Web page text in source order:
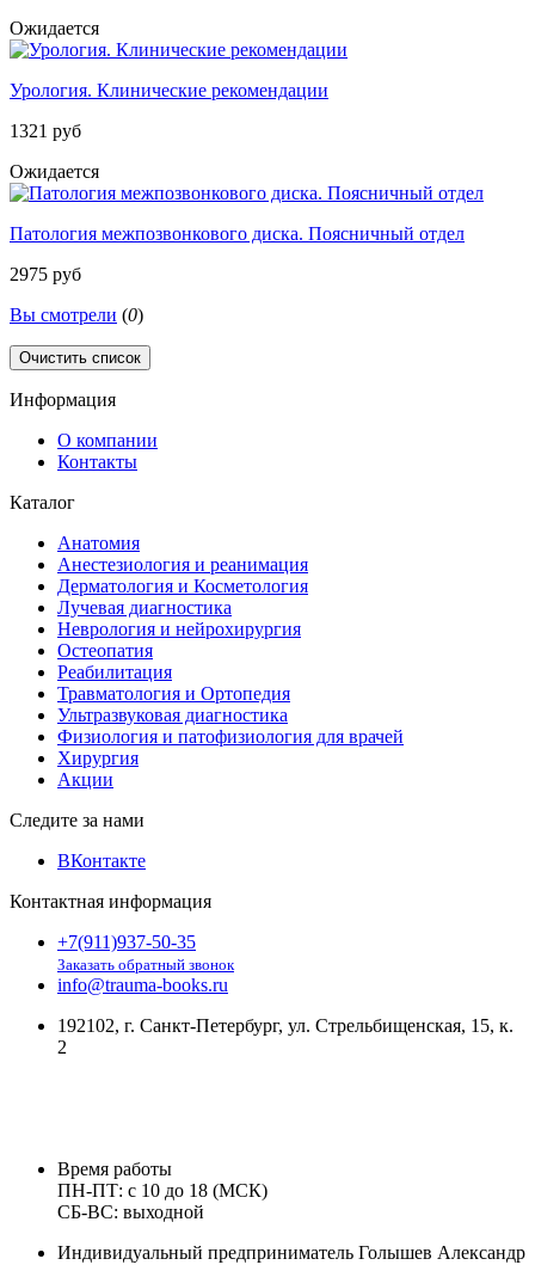
Ожидается
Урология. Клинические рекомендации
1321 руб
Ожидается
Патология межпозвонкового диска. Поясничный отдел
2975 руб
Вы смотрели (0)
Очистить список
Информация
О компании
Контакты
Каталог
Анатомия
Анестезиология и реанимация
Дерматология и Косметология
Лучевая диагностика
Неврология и нейрохирургия
Остеопатия
Реабилитация
Травматология и Ортопедия
Ультразвуковая диагностика
Физиология и патофизиология для врачей
Хирургия
Акции
Следите за нами
ВКонтакте
Контактная информация
+7(911)937-50-35
Заказать обратный звонок
info@trauma-books.ru
192102, г. Санкт-Петербург, ул. Стрельбищенская, 15, к.
2
Время работы
ПН-ПТ: с 10 до 18 (МСК)
СБ-ВС: выходной
Индивидуальный предприниматель Голышев Александр